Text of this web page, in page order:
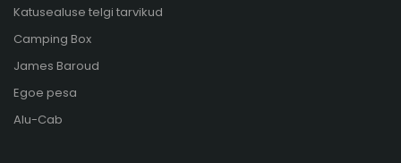
Katusealuse telgi tarvikud
Camping Box
James Baroud
Egoe pesa
Alu-Cab